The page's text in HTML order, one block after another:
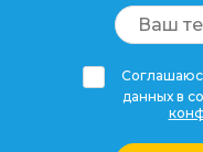
данных в